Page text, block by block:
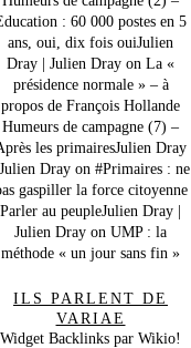
: 60 000 postes en 5
ans, oui, dix fois ouiJulien
Dray | Julien Dray on La «
présidence normale » – à
propos de François Hollande
Humeurs de campagne (7) –
les primairesJulien Dray
Dray on #Primaires : ne
gaspiller la force citoyenne
Parler au peupleJulien Dray |
Julien Dray on UMP : la
méthode « un jour sans fin »
ILS PARLENT DE
VARIAE
Widget Backlinks par Wikio!